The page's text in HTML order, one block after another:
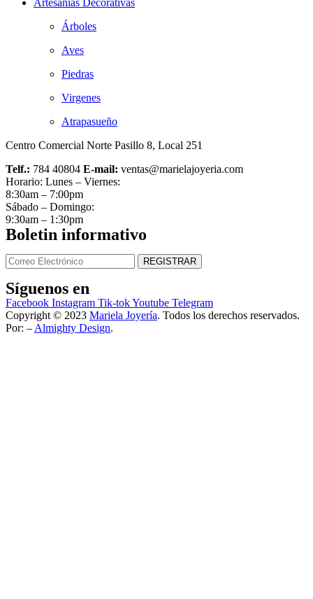
Árboles
Aves
Piedras
Virgenes
Atrapasueño
Centro Comercial Norte Pasillo 8, Local 251
Telf.: 784 40804 E-mail: ventas@marielajoyeria.com
Horario: Lunes – Viernes:
8:30am – 7:00pm
Sábado – Domingo:
9:30am – 1:30pm
Boletin informativo
Síguenos en
Facebook Instagram Tik-tokYoutube Telegram
Copyright © 2023 Mariela Joyería. Todos los derechos reservados.
Por: – Almighty Design.